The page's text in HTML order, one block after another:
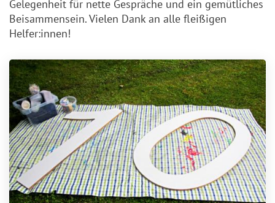
Gelegenheit für nette Gespräche und ein gemütliches
Beisammensein. Vielen Dank an alle fleißigen
Helfer:innen!